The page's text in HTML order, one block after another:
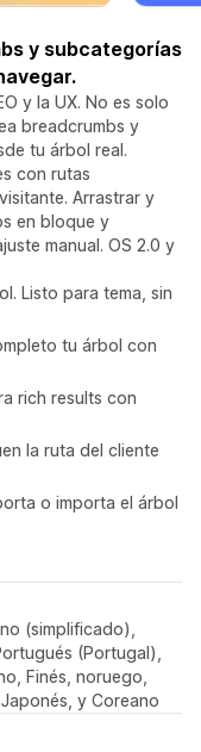
y subcategorías
y la UX. No es solo
breadcrumbs y
tu árbol real.
con rutas
Arrastrar y
en bloque y
manual. OS 2.0 y
Listo para tema, sin
tu árbol con
rich results con
la ruta del cliente
o importa el árbol
(simplificado),
(Portugal),
Finés, noruego,
y Coreano